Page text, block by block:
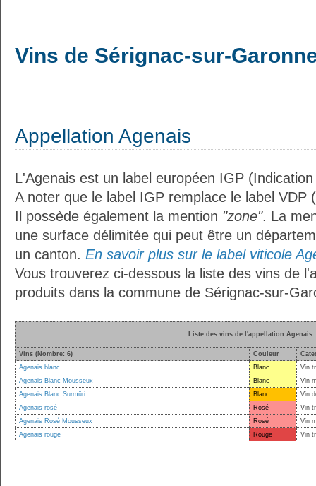
Vins de Sérignac-sur-
Appellation Agenais
L'Agenais est un label européen IGP
A noter que le label IGP remplace le label VDP
Il possède également la mention "zone". La
une surface délimitée qui peut être un
un canton. En savoir plus sur le label viticole
Vous trouverez ci-dessous la liste des vins de
produits dans la commune de Sérignac-sur-
Liste des vins de l'appellation Agenais
Vins (Nombre: 6) Couleur
Agenais blanc
Blanc
Vin
Agenais Blanc Mousseux
Blanc
Vin
Agenais Blanc Surmûri
Blanc
Vin
Agenais rosé
Rosé
Vin
Agenais Rosé Mousseux
Rosé
Vin
Agenais rouge
Rouge Vin